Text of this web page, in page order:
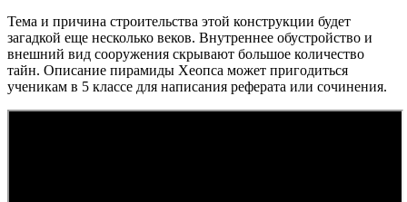
Тема и причина строительства этой конструкции будет
загадкой еще несколько веков. Внутреннее обустройство и
внешний вид сооружения скрывают большое количество
тайн. Описание пирамиды Хеопса может пригодиться
ученикам в 5 классе для написания реферата или сочинения.